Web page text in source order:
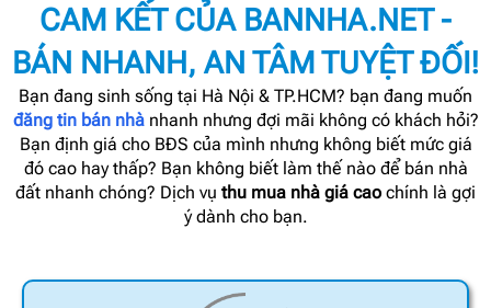
CAM KẾT CỦA BANNHA.NET -
BÁN NHANH, AN TÂM TUYỆT ĐỐI!
Bạn đang sinh sống tại Hà Nội & TP.HCM? bạn đang muốn
đăng tin bán nhànhanh nhưng đợi mãi không có khách hỏi?
Bạn định giá cho BĐS của mình nhưng không biết mức giá
đó cao hay thấp? Bạn không biết làm thế nào để bán nhà
đất nhanh chóng? Dịch vụ thu mua nhà giá cao chính là gợi
ý dành cho bạn.